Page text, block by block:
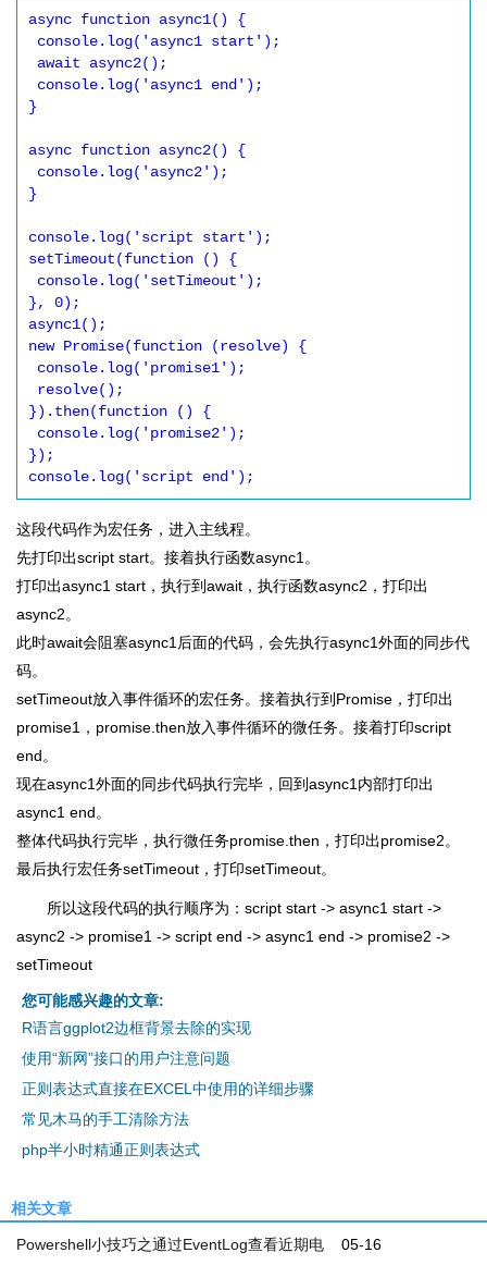
async function async1() {
}
async function async2() {
}
console.log('script start');
setTimeout(function () {
}, 0);
async1();
new Promise(function (resolve) {
}).then(function () {
});
console.log('script end');
这段代码作为宏任务，进入主线程。
先打印出script start。接着执行函数async1。
打印出async1 start，执行到await，执行函数async2，打印出
async2。
此时await会阻塞async1后面的代码，会先执行async1外面的同步代
码。
setTimeout放入事件循环的宏任务。接着执行到Promise，打印出
promise1，promise.then放入事件循环的微任务。接着打印script
end。
现在async1外面的同步代码执行完毕，回到async1内部打印出
async1 end。
整体代码执行完毕，执行微任务promise.then，打印出promise2。
最后执行宏任务setTimeout，打印setTimeout。
所以这段代码的执行顺序为：script start -> async1 start ->
async2 -> promise1 -> script end -> async1 end -> promise2 ->
setTimeout
您可能感兴趣的文章:
R语言ggplot2边框背景去除的实现
使用“新网”接口的用户注意问题
正则表达式直接在EXCEL中使用的详细步骤
常见木马的手工清除方法
php半小时精通正则表达式
相关文章
05-16
Powershell小技巧之通过EventLog查看近期电